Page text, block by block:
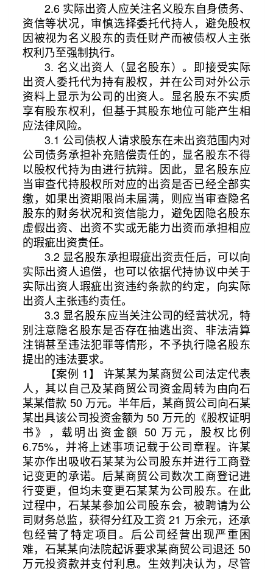
2.6 实际出资人应关注名义股东自身债务、
资信等状况，审慎选择委托代持人，避免股权
因被视为名义股东的责任财产而被债权人主张
权利乃至强制执行。
3. 名义出资人（显名股东）。即接受实际
出资人委托代为持有股权，并在公司对外公示
资料上显示为公司的出资人。显名股东不实质
享有股东权利，但基于其股东地位可能产生相
应法律风险。
3.1 公司债权人请求股东在未出资范围内对
公司债务承担补充赔偿责任的，显名股东不得
以股权代持为由进行抗辩。因此，显名股东应
当审查代持股权所对应的出资是否已经全部实
缴，如果出资期限尚未届满，则应当审查隐名
股东的财务状况和资信能力，避免因隐名股东
虚假出资、出资不实或无能力出资而承担相应
的瑕疵出资责任。
3.2 显名股东承担瑕疵出资责任后，可以向
实际出资人追偿，也可以依据代持协议中关于
实际出资人瑕疵出资违约条款的约定，向实际
出资人主张违约责任。
3.3 显名股东应当关注公司的经营状况，特
别注意隐名股东是否存在抽逃出资、非法清算
注销甚至违法犯罪等情形，不予执行隐名股东
提出的违法要求。
【案例 1】 许某某为某商贸公司法定代表
人，其以自己及某商贸公司资金周转为由向石
某某借款 50 万元。半年后，某商贸公司向石某
某出具该公司投资金额为 50 万元的《股权证明
书》，载明出资金额 50 万元，股权比例
6.75%，并将上述事项记载于公司章程。许某
某亦作出吸收石某某为公司股东并进行工商登
记变更的承诺。后某商贸公司数次工商登记进
行变更，但均未变更石某某为公司股东。在此
过程中，石某某参加公司股东会，被聘请为公
司财务总监，获得分红及工资 21 万余元，还承
包经营了特定项目。后公司经营出现严重困
难，石某某向法院起诉要求某商贸公司退还 50
万元投资款并支付利息。生效判决认为，尽管